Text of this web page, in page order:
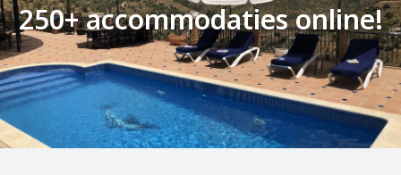
250+ accommodaties online!